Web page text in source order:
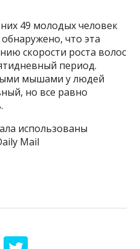
49 молодых человек
что эта
скорости роста волос
период.
мышами у людей
но все равно
использованы
Mail